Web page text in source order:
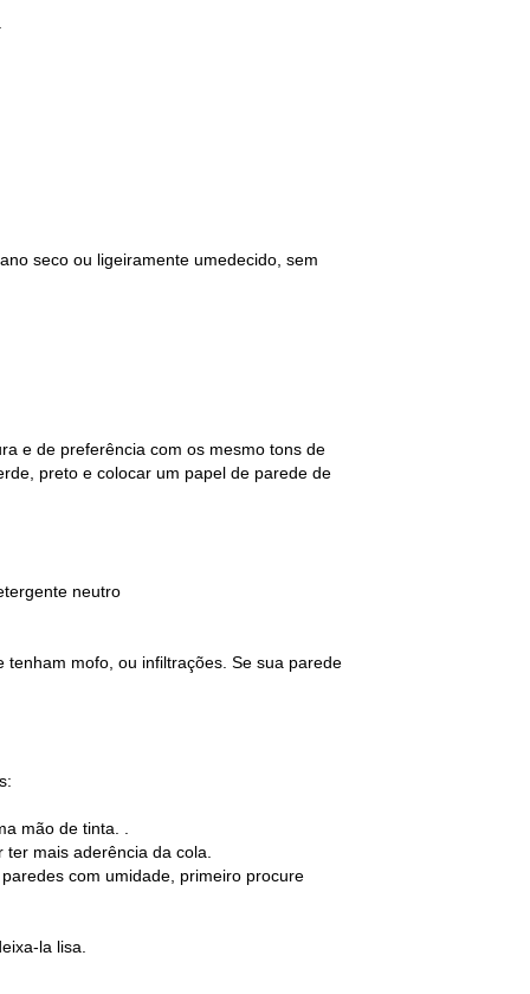
seco ou ligeiramente umedecido, sem
e de preferência com os mesmo tons de
preto e colocar um papel de parede de
neutro
mofo, ou infiltrações. Se sua parede
mão de tinta. .
mais aderência da cola.
com umidade, primeiro procure
la lisa.